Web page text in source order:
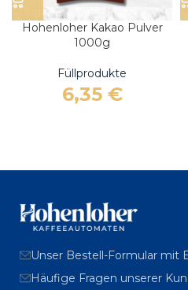
Hohenloher Kakao Pulver
1000g
Füllprodukte
6,35 €
Unser Bestell-Formular mit
Häufige Fragen unserer